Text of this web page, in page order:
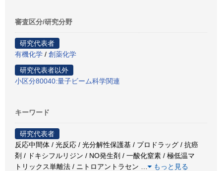
審査区分/研究分野
研究代表者
有機化学 / 創薬化学
研究代表者以外
小区分80040:量子ビーム科学関連
キーワード
研究代表者
反応中間体 / 光反応 / 光分解性保護基 / プロドラッグ / 抗癌
剤 / ドキシフルリジン / NO発生剤 / 一酸化窒素 / 極低温マ
トリックス単離法 / ニトロアントラセン
もっと見る